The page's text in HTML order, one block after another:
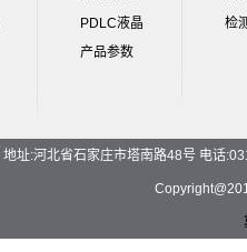
PDLC液晶
产品参数
检
地址:河北省石家庄市塔南路48号 电话